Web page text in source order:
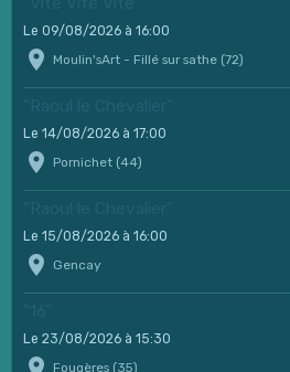
Le 09/08/2026 à 16:00
Moulin'sArt - Fillé sur sathe (72)
"Raoul le Chevalier"
Le 14/08/2026 à 17:00
Pornichet (44)
"Raoul le Chevalier"
Le 15/08/2026 à 16:00
Gencay
"16"
Le 23/08/2026 à 15:30
Fougères (35)